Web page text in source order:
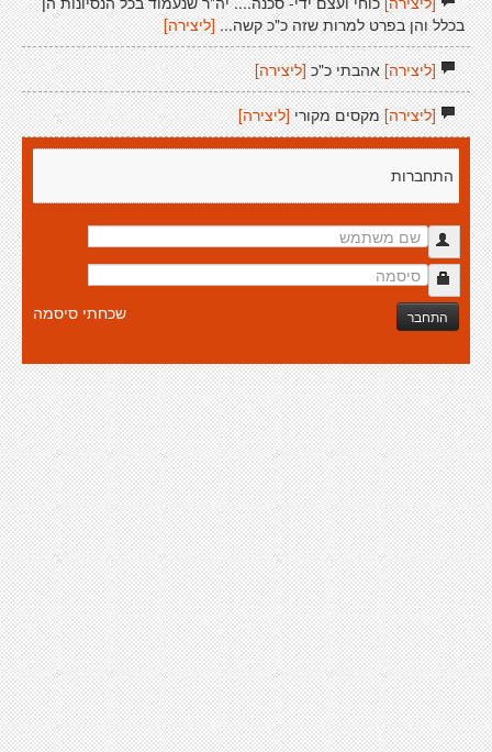
בכלל והן בפרט למרות שזה כ"כ קשה... [ליצירה]
[ליצירה]אהבתי כ"כ [ליצירה]
[ליצירה]מקסים מקורי[ליצירה]
התחברות
התחבר שכחתי סיסמה